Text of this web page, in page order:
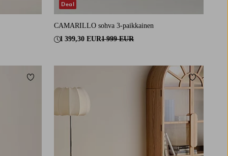
CAMARILLO sohva 3-paikkainen
1 399,30 EUR1 999 EUR
Deal
Lisää suosikkeihin Lisää